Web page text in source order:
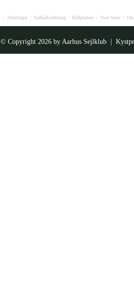
/ Afdelinger / Kølbådsafdeling / Bådpladser / Vore broer /
© Copyright 2026 by Aarhus Sejlklub |